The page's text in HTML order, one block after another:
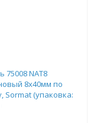
75008 NAT8
8х40мм по
Sormat (упаковка: